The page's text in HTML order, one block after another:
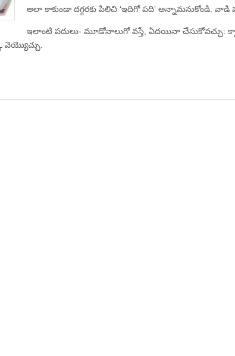
అలా కాకుండా దగ్గరకు పిలిచి ‘ఇదిగో పది’ అన్నామనుకోండి. వాడి
ఇలాంటి పదులు- మూడోనాలుగో వస్తే, ఏదయినా చేసుకోవచ్చు:
వెయ్యొచ్చు.